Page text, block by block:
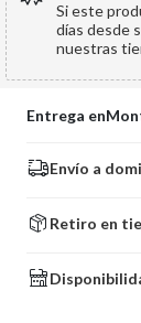
Si este
días desde
nuestras
Entrega en
Envío a
Retiro en